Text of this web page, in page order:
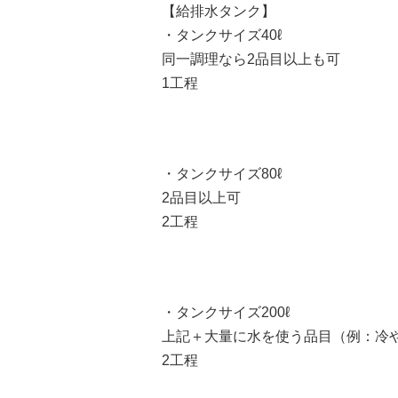
【給排水タンク】
・タンクサイズ40ℓ
同一調理なら2品目以上も可
1工程
・タンクサイズ80ℓ
2品目以上可
2工程
・タンクサイズ200ℓ
上記＋大量に水を使う品目（例：冷
2工程